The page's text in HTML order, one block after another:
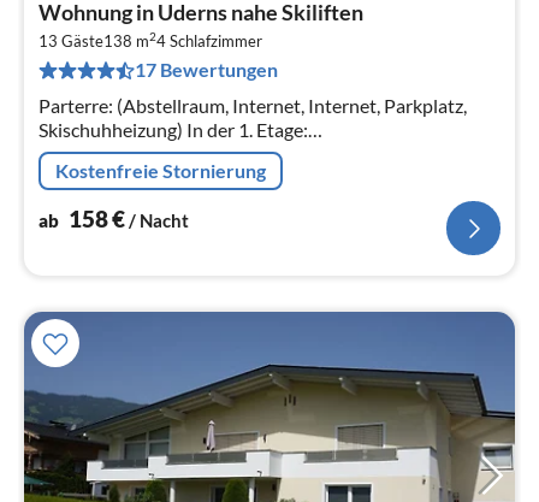
Wohnung in Uderns nahe Skiliften
13 Gäste138 m24Schlafzimmer
17 Bewertungen
Parterre: (Abstellraum, Internet, Internet, Parkplatz,
Skischuhheizung) In der 1. Etage:
(Wohnküche(Doppelschlafcouch, TV(Satellit),
Kochherd(4 Kochplatten, Ceranfeld)
Kostenfreie Stornierung
ab 158€/ Nacht